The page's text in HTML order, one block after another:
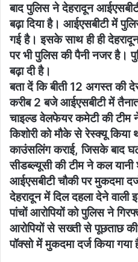
बाद पुलिस ने देहरादून
बढ़ा दिया है। आईएसबीटी में
गई है। इसके साथ ही ही
पर भी पुलिस की पैनी नजर है।
बढ़ा दी है।
बता दें कि बीती 12 अगस्त की
करीब 2 बजे आईएसबीटी में तैनात
चाइल्ड वेलफेयर कमेटी की टीम
किशोरी को मौके से रेस्क्यू किया
काउंसलिंग कराई, जिसके बाद
सीडब्ल्यूसी की टीम ने कल
आईएसबीटी चौकी पर मुकदमा
देहरादून में दिल दहला देने
पांचों आरोपियों को पुलिस ने
आरोपियों से सख्ती से पूछताछ
पॉक्सो में मुकदमा दर्ज किया गया